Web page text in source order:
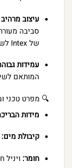
עיצוב
סביבה
של Intex לשדרוג החוויה.
עמידות
המותאם
🔍 מפרט טכני
מידות
קיבולת מים:
חומר: ויניל